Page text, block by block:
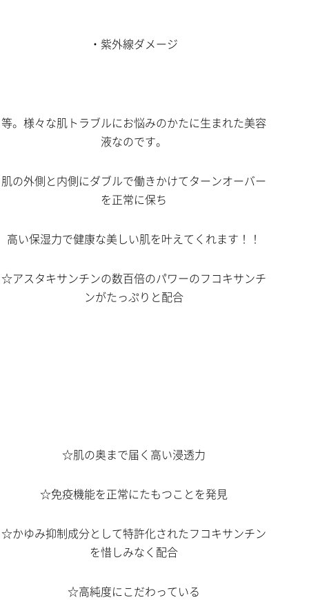
・紫外線ダメージ
等。様々な肌トラブルにお悩みのかたに生まれた美容
液なのです。
肌の外側と内側にダブルで働きかけてターンオーバー
を正常に保ち
高い保湿力で健康な美しい肌を叶えてくれます！！
☆アスタキサンチンの数百倍のパワーのフコキサンチ
ンがたっぷりと配合
☆肌の奥まで届く高い浸透力
☆免疫機能を正常にたもつことを発見
☆かゆみ抑制成分として特許化されたフコキサンチン
を惜しみなく配合
☆高純度にこだわっている